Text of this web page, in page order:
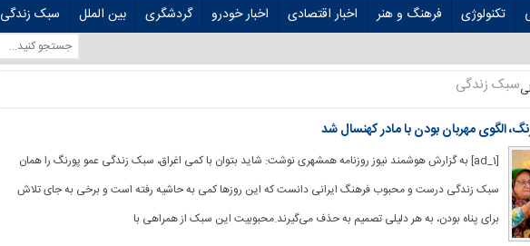
تکنولوژی فرهنگ و هنر اخبار اقتصادی اخبار خودرو گردشگری بین الملل سبک زندگی
سبک زندگی
الگوی مهربان بودن با مادر کهنسال شد
[ad_1] به گزارش هوشمند نیوز روزنامه همشهری نوشت: شاید بتوان با کمی اغراق، سبک زندگی عمو پورنگ را همان
سبک زندگی درست و محبوب فرهنگ ایرانی دانست که این روزها کمی به حاشیه رفته است و برخی به جای تلاش
برای پناه بودن، به هر دلیلی تصمیم به حذف می‌گیرند.محبوبیت این سبک از همراهی با